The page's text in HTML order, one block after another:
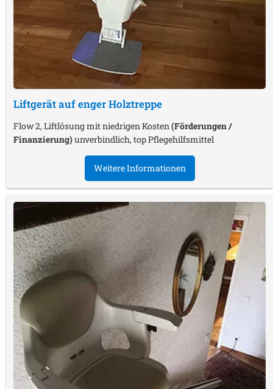
Liftgerät auf enger Holztreppe
Flow 2, Liftlösung mit niedrigen Kosten (Förderungen /
Finanzierung)unverbindlich, top Pflegehilfsmittel
Weitere Informationen